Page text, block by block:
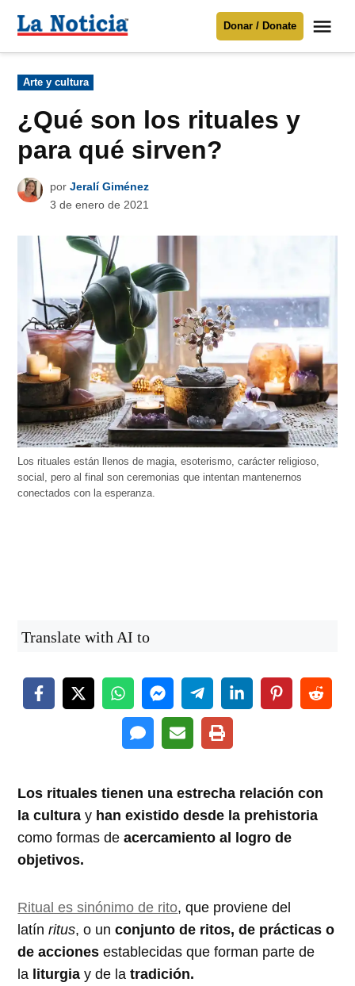
Para mantenerte informado necesitamos
Donar
contenido
Noticia
Donar / Donate
Publicado
en
Arte y cultura
¿Qué son los rituales y
para qué sirven?
por Jeralí Giménez
3 de enero de 2021
Los rituales están llenos de magia, esoterismo, carácter religioso,
social, pero al final son ceremonias que intentan mantenernos
conectados con la esperanza.
Translate with AI to
Los rituales tienen una estrecha relación con
la cultura y han existido desde la prehistoria
como formas deacercamiento al logro de
objetivos.
Ritual es sinónimo de rito, que proviene del
latínritus, o unconjunto de ritos, de prácticas o
de acciones establecidas que forman parte de
la liturgia y de latradición.